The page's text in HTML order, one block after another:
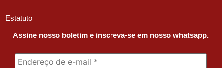
Estatuto
Assine nosso boletim e inscreva-se em nosso whatsapp.